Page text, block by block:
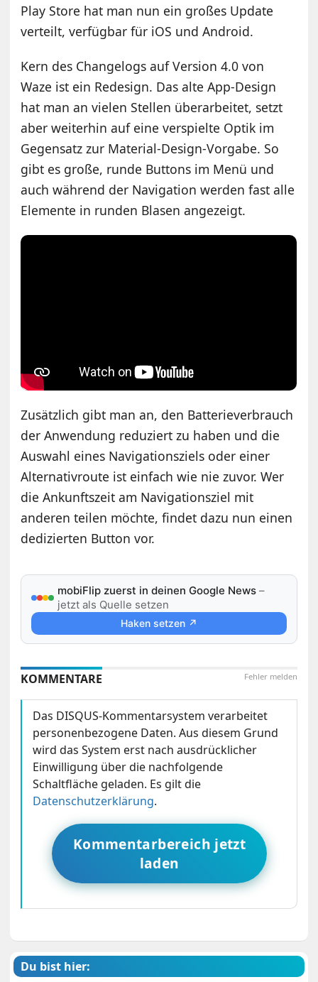
Play Store hat man nun ein großes Update
verteilt, verfügbar für iOS und Android.
Kern des Changelogs auf Version 4.0 von
Waze ist ein Redesign. Das alte App-Design
hat man an vielen Stellen überarbeitet, setzt
aber weiterhin auf eine verspielte Optik im
Gegensatz zur Material-Design-Vorgabe. So
gibt es große, runde Buttons im Menü und
auch während der Navigation werden fast alle
Elemente in runden Blasen angezeigt.
Zusätzlich gibt man an, den Batterieverbrauch
der Anwendung reduziert zu haben und die
Auswahl eines Navigationsziels oder einer
Alternativroute ist einfach wie nie zuvor. Wer
die Ankunftszeit am Navigationsziel mit
anderen teilen möchte, findet dazu nun einen
dedizierten Button vor.
mobiFlip zuerst in deinen Google News –
jetzt als Quelle setzen
Haken setzen ↗
Fehler melden
KOMMENTARE
Das DISQUS-Kommentarsystem verarbeitet
personenbezogene Daten. Aus diesem Grund
wird das System erst nach ausdrücklicher
Einwilligung über die nachfolgende
Schaltfläche geladen. Es gilt die
Datenschutzerklärung.
Kommentarbereich jetzt
laden
Du bist hier: